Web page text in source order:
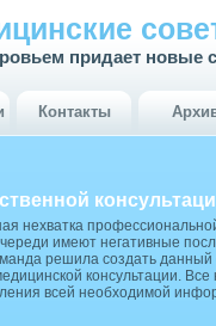
придает новые
Контакты
нехватка
имеют негативные
решила создать данный
консультации.
всей необходимой